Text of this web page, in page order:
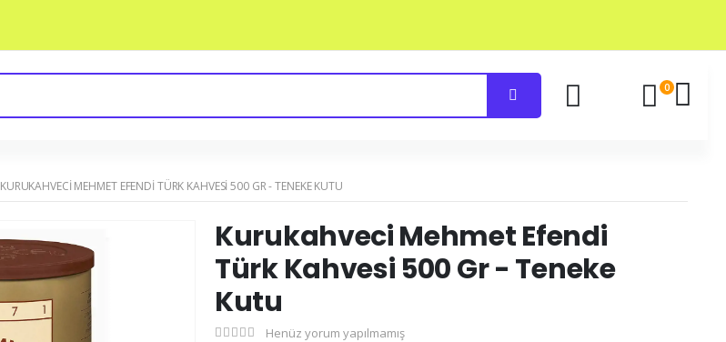
0
KURUKAHVECI MEHMET EFENDI TÜRK KAHVESI 500 GR - TENEKE KUTU
Kurukahveci Mehmet Efendi
Türk Kahvesi 500 Gr - Teneke
Kutu
Henüz yorum yapılmamış